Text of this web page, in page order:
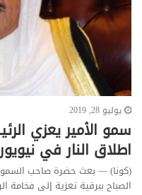
يوليو 28, 2019
سمو الأمير يعزي
اطلاق النار في
(كونا) — بعث حضرة صاحب السمو
الصباح ببرقية تعزية إلى